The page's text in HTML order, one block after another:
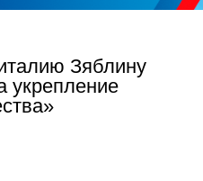
Зяблину
укрепление